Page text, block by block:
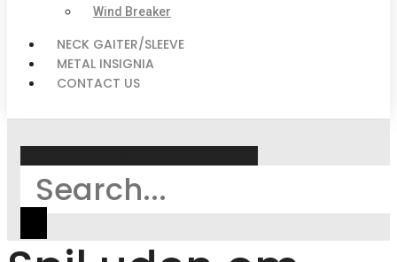
Wind Breaker
NECK GAITER/SLEEVE
METAL INSIGNIA
CONTACT US